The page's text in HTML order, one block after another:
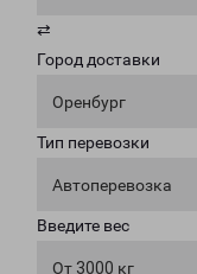
⇄
Город доставки
Оренбург
Тип перевозки
Автоперевозка
Введите вес
От 3000 кг